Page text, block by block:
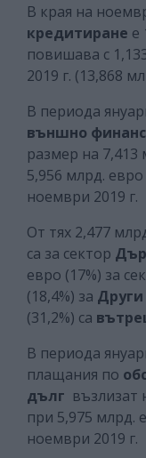
В края на
кредитиране е
повишава с
2019 г. (13,868
В периода
външно
размер на 7,413
5,956 млрд.
ноември 2019 г.
От тях 2,477
са за сектор
евро (17%) за
(18,4%) за Други
(31,2%) са
В периода
плащания по
дълг възлизат
при 5,975 млрд.
ноември 2019 г.